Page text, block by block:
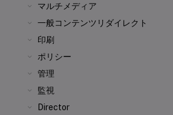
マルチメディア
一般コンテンツリダイレクト
印刷
ポリシー
管理
監視
Director